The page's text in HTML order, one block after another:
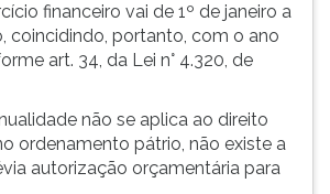
financeiro vai de 1º de janeiro a
coincidindo, portanto, com o ano
art. 34, da Lei n° 4.320, de
não se aplica ao direito
ordenamento pátrio, não existe a
autorização orçamentária para